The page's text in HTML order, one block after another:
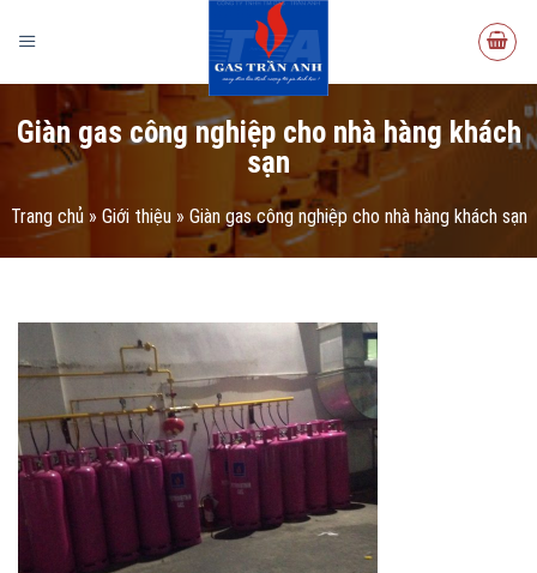
Giàn gas công nghiệp cho nhà hàng khách
sạn
Trang chủ» Giới thiệu» Giàn gas công nghiệp cho nhà hàng khách sạn